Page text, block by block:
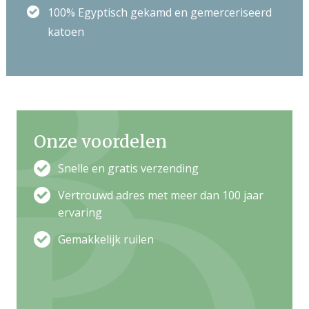
100% Egyptisch gekamd en gemerceriseerd
katoen
Onze voordelen
Snelle en gratis verzending
Vertrouwd adres met meer dan 100 jaar
ervaring
Gemakkelijk ruilen